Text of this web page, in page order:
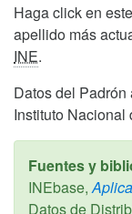
Haga click en
apellido más
INE.
Datos del Padrón
Instituto Nacional
Fuentes y
INEbase,
Datos de